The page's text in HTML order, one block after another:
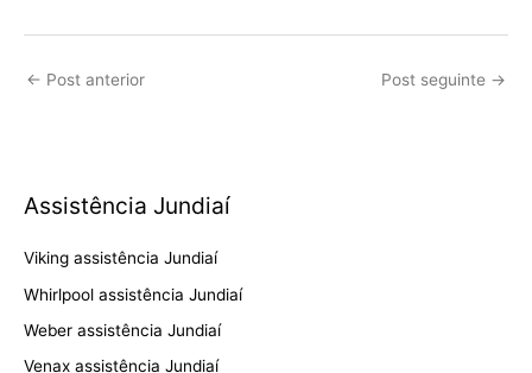
← Post anterior Post seguinte →
Assistência Jundiaí
Viking assistência Jundiaí
Whirlpool assistência Jundiaí
Weber assistência Jundiaí
Venax assistência Jundiaí